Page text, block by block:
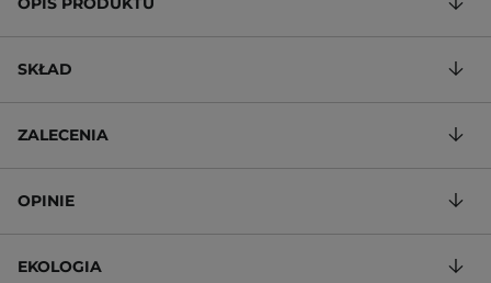
SKŁAD
ZALECENIA
OPINIE
EKOLOGIA